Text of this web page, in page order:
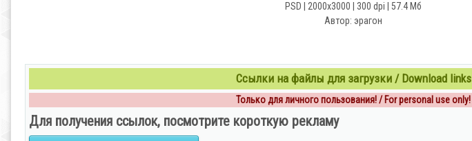
PSD | 2000x3000 | 300 dpi | 57.4 Мб
Автор: эрагон
Ссылки на файлы для загрузки / Download links
Только для личного пользования! / For personal use only!
Для получения ссылок, посмотрите короткую рекламу